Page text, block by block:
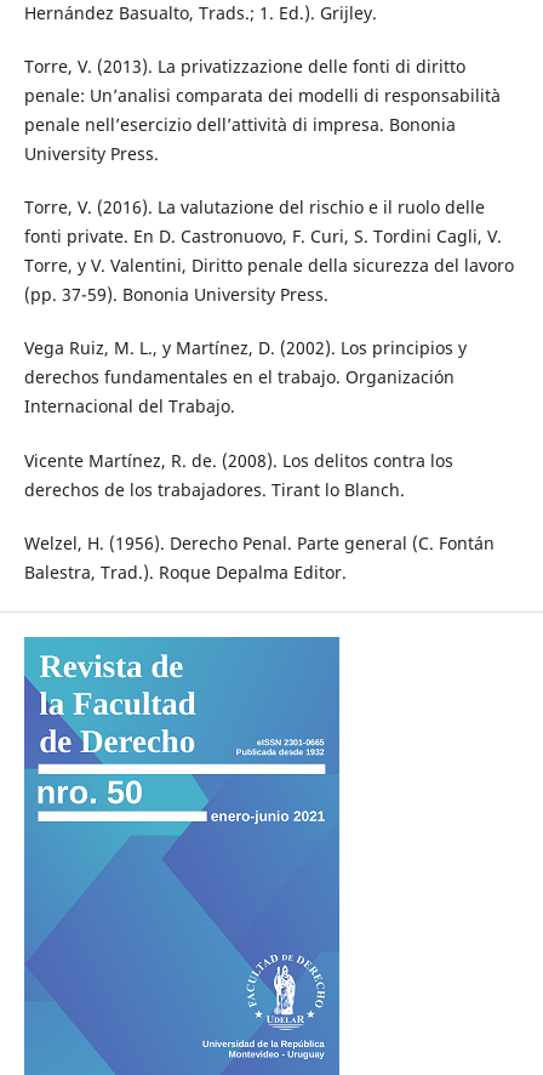
Hernández Basualto, Trads.; 1. Ed.). Grijley.
Torre, V. (2013). La privatizzazione delle fonti di diritto
penale: Un’analisi comparata dei modelli di responsabilità
penale nell’esercizio dell’attività di impresa. Bononia
University Press.
Torre, V. (2016). La valutazione del rischio e il ruolo delle
fonti private. En D. Castronuovo, F. Curi, S. Tordini Cagli, V.
Torre, y V. Valentini, Diritto penale della sicurezza del lavoro
(pp. 37-59). Bononia University Press.
Vega Ruiz, M. L., y Martínez, D. (2002). Los principios y
derechos fundamentales en el trabajo. Organización
Internacional del Trabajo.
Vicente Martínez, R. de. (2008). Los delitos contra los
derechos de los trabajadores. Tirant lo Blanch.
Welzel, H. (1956). Derecho Penal. Parte general (C. Fontán
Balestra, Trad.). Roque Depalma Editor.